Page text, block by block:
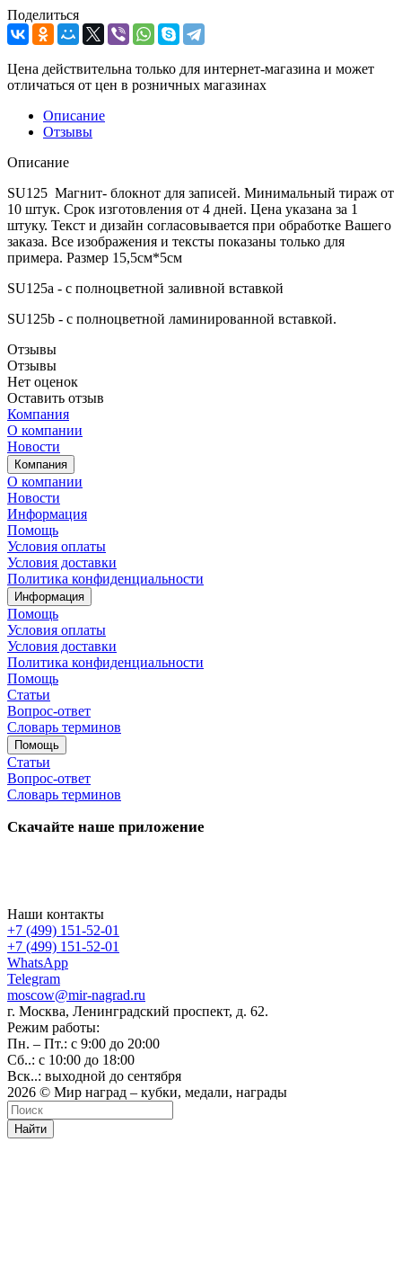
Поделиться
Цена действительна только для интернет-магазина и может
отличаться от цен в розничных магазинах
Описание
Отзывы
Описание
SU125 Магнит- блокнот для записей. Минимальный тираж от
10 штук. Срок изготовления от 4 дней. Цена указана за 1
штуку. Текст и дизайн согласовывается при обработке Вашего
заказа. Все изображения и тексты показаны только для
примера. Размер 15,5см*5см
SU125a - с полноцветной заливной вставкой
SU125b - с полноцветной ламинированной вставкой.
Отзывы
Отзывы
Нет оценок
Оставить отзыв
Компания
О компании
Новости
Компания
О компании
Новости
Информация
Помощь
Условия оплаты
Условия доставки
Политика конфиденциальности
Информация
Помощь
Условия оплаты
Условия доставки
Политика конфиденциальности
Помощь
Статьи
Вопрос-ответ
Словарь терминов
Помощь
Статьи
Вопрос-ответ
Словарь терминов
Скачайте наше приложение
Наши контакты
+7 (499) 151-52-01
+7 (499) 151-52-01
WhatsApp
Telegram
moscow@mir-nagrad.ru
г. Москва, Ленинградский проспект, д. 62.
Режим работы:
Пн. – Пт.: с 9:00 до 20:00
Сб..: с 10:00 до 18:00
Вск..: выходной до сентября
2026 © Мир наград – кубки, медали, награды
Найти